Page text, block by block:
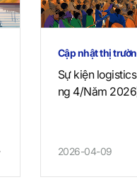
Cập nhật thị
Sự kiện
ng 4/Năm
2026-04-09